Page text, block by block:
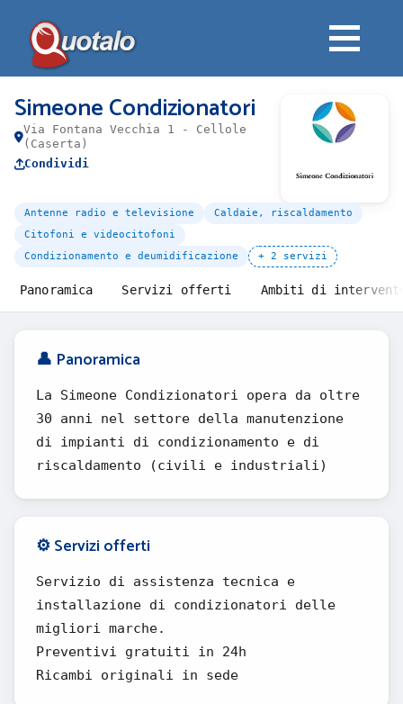
Simeone Condizionatori
Via Fontana Vecchia 1 - Cellole
(Caserta)
Condividi
Antenne radio e televisione
Caldaie, riscaldamento
Citofoni e videocitofoni
Condizionamento e deumidificazione
+ 2 servizi
Panoramica Servizi offerti Ambiti di
👤 Panoramica
La Simeone Condizionatori opera da oltre
30 anni nel settore della manutenzione
di impianti di condizionamento e di
riscaldamento (civili e industriali)
⚙️ Servizi offerti
Servizio di assistenza tecnica e
installazione di condizionatori delle
migliori marche.
Preventivi gratuiti in 24h
Ricambi originali in sede